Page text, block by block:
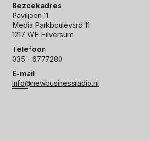
Bezoekadres
Paviljoen 11
Media Parkboulevard 11
1217 WE Hilversum
Telefoon
035 - 6777280
E-mail
info@newbusinessradio.nl